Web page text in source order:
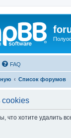
FAQ
Список форумов
cookies
что хотите удалить